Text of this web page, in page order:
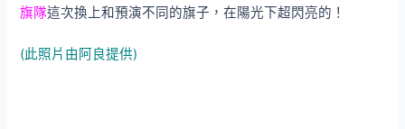
旗隊這次換上和預演不同的旗子，在陽光下超閃亮的！
(此照片由阿良提供)